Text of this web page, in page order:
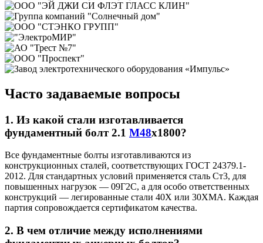
Часто задаваемые вопросы
1. Из какой стали изготавливается
фундаментный болт 2.1 М48х1800?
Все фундаментные болты изготавливаются из
конструкционных сталей, соответствующих ГОСТ 24379.1-
2012. Для стандартных условий применяется сталь Ст3, для
повышенных нагрузок — 09Г2С, а для особо ответственных
конструкций — легированные стали 40Х или 30ХМА. Каждая
партия сопровождается сертификатом качества.
2. В чем отличие между исполнениями